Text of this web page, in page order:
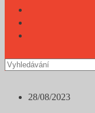
Příspěvek
28/08/2023